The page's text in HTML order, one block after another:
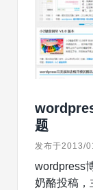
题
发布于2013/
wordpress
奶酪投稿，